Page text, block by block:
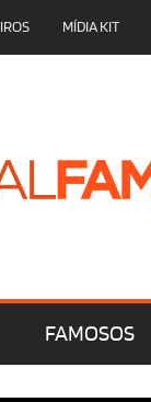
MÍDIA KIT
FAMOSOS